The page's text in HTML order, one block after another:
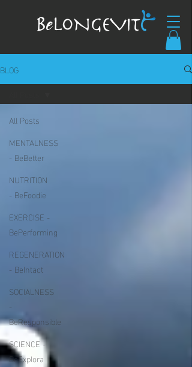
BLOG
All Posts
MENTALNESS
- BeBetter
NUTRITION
- BeFoodie
EXERCISE -
BePerforming
REGENERATION
- BeIntact
SOCIALNESS
-
BeResponsible
SCIENCE -
BeExplora